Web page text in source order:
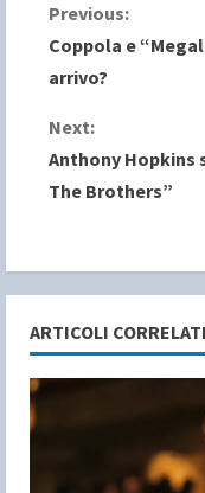
C
o
n
t
n
u
e
Previous:
Coppola e
arrivo?
Next:
Anthony Hopkins
The Brothers”
ARTICOLI CORRELATI